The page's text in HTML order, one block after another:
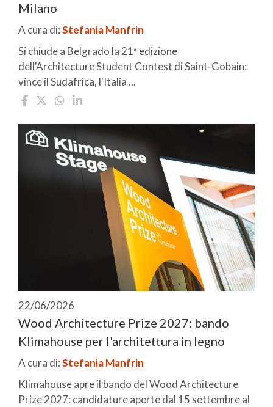
Milano
A cura di:Stefania Manfrin
Si chiude a Belgrado la 21ª edizione
dell'Architecture Student Contest di Saint-Gobain:
vince il Sudafrica, l'Italia ...
22/06/2026
Wood Architecture Prize 2027: bando
Klimahouse per l'architettura in legno
A cura di:Stefania Manfrin
Klimahouse apre il bando del Wood Architecture
Prize 2027: candidature aperte dal 15 settembre al